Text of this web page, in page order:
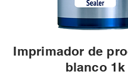
Imprimador de
blanco 1k